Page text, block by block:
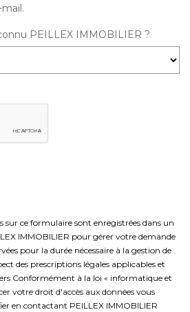
PEILLEX IMMOBILIER ?
sur ce formulaire sont enregistrées dans un
IMMOBILIER pour gérer votre demande
pour la durée nécessaire à la gestion de
des prescriptions légales applicables et
Conformément à la loi « informatique et
votre droit d'accès aux données vous
en contactant PEILLEX IMMOBILIER